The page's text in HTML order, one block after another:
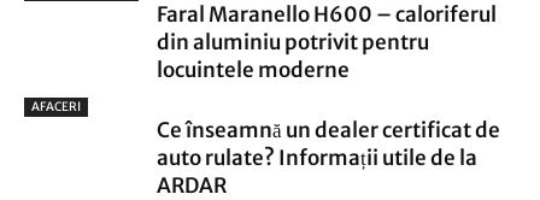
Faral Maranello H600 – caloriferul
din aluminiu potrivit pentru
locuintele moderne
AFACERI
Ce înseamnă un dealer certificat de
auto rulate? Informații utile de la
ARDAR